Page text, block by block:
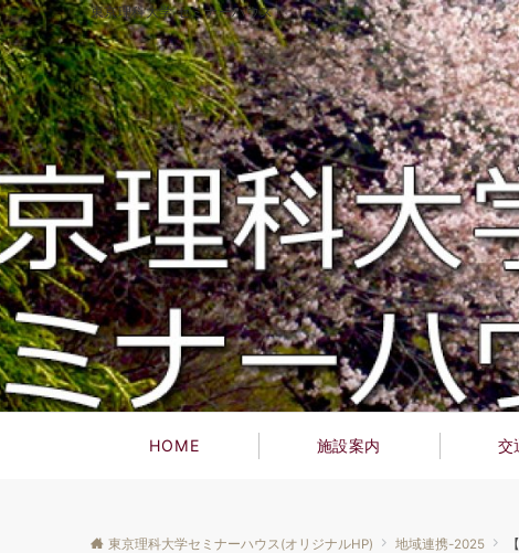
東京理科大学 セミナーハウス
HOME 施設案内 交
東京理科大学セミナーハウス(オリジナルHP) 地域連携-2025